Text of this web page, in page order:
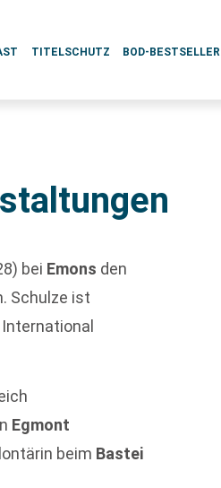
TITELSCHUTZ BOD-BESTSELLER
bei Emons den
Schulze ist
Egmont
beim Bastei